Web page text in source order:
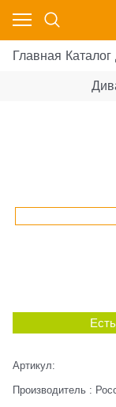
Главная Каталог
Артикул:
Производитель :